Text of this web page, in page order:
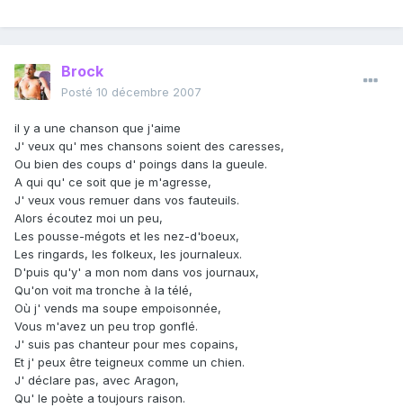
Brock
Posté 10 décembre 2007
il y a une chanson que j'aime
J' veux qu' mes chansons soient des caresses,
Ou bien des coups d' poings dans la gueule.
A qui qu' ce soit que je m'agresse,
J' veux vous remuer dans vos fauteuils.
Alors écoutez moi un peu,
Les pousse-mégots et les nez-d'boeux,
Les ringards, les folkeux, les journaleux.
D'puis qu'y' a mon nom dans vos journaux,
Qu'on voit ma tronche à la télé,
Où j' vends ma soupe empoisonnée,
Vous m'avez un peu trop gonflé.
J' suis pas chanteur pour mes copains,
Et j' peux être teigneux comme un chien.
J' déclare pas, avec Aragon,
Qu' le poète a toujours raison.